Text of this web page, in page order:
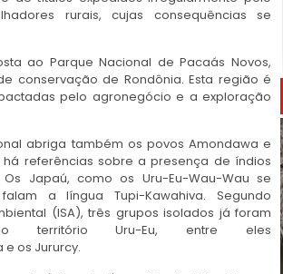
rurais, cujas consequências se
ao Parque Nacional de Pacaás Novos,
conservação de Rondônia. Esta região é
pelo agronegócio e a exploração
abriga também os povos Amondawa e
há referências sobre a presença de índios
Japaú, como os Uru-Eu-Wau-Wau se
a língua Tupi-Kawahiva. Segundo
(ISA), três grupos isolados já foram
território Uru-Eu, entre eles
e os Jururcy.